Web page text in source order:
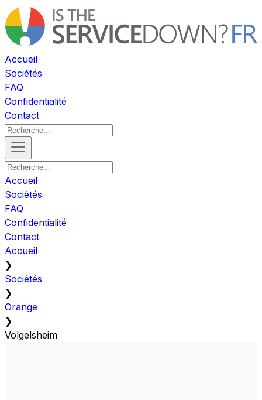
Accueil
Sociétés
FAQ
Confidentialité
Contact
Accueil
Sociétés
FAQ
Confidentialité
Contact
Accueil
❯
Sociétés
❯
Orange
❯
Volgelsheim